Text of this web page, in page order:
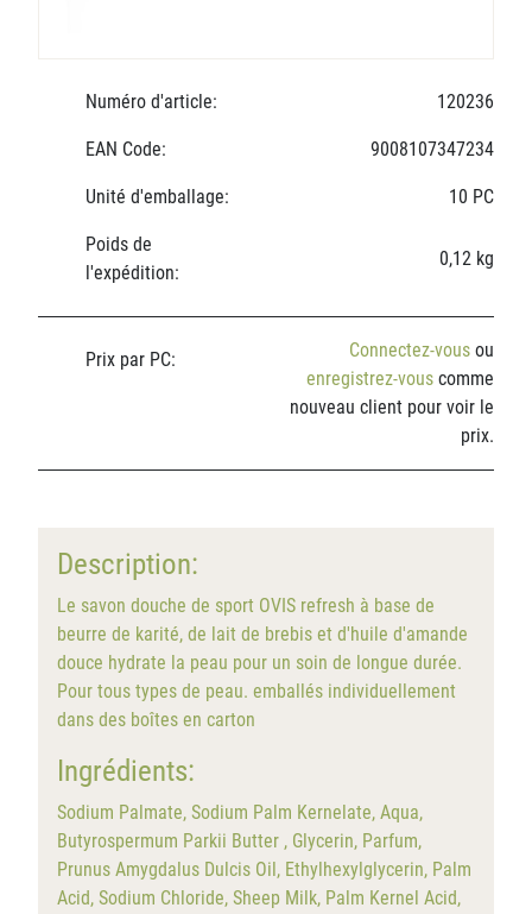
Numéro d'article: 120236
EAN Code: 9008107347234
Unité d'emballage: 10 PC
Poids de
l'expédition:
0,12 kg
Prix par PC: Connectez-vous ou
enregistrez-vous comme
nouveau client pour voir le
prix.
Description:
Le savon douche de sport OVIS refresh à base de
beurre de karité, de lait de brebis et d'huile d'amande
douce hydrate la peau pour un soin de longue durée.
Pour tous types de peau. emballés individuellement
dans des boîtes en carton
Ingrédients:
Sodium Palmate, Sodium Palm Kernelate, Aqua,
Butyrospermum Parkii Butter , Glycerin, Parfum,
Prunus Amygdalus Dulcis Oil, Ethylhexylglycerin, Palm
Acid, Sodium Chloride, Sheep Milk, Palm Kernel Acid,